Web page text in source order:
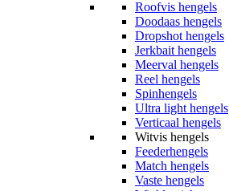
Roofvis hengels
Doodaas hengels
Dropshot hengels
Jerkbait hengels
Meerval hengels
Reel hengels
Spinhengels
Ultra light hengels
Verticaal hengels
Witvis hengels
Feederhengels
Match hengels
Vaste hengels